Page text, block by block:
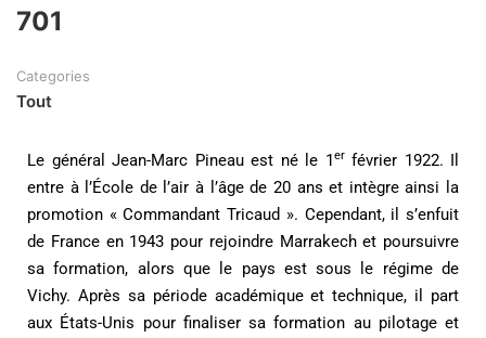
701
Categories
Tout
Le général Jean-Marc Pineau est né le 1erfévrier 1922. Il
entre à l’École de l’air à l’âge de 20 ans et intègre ainsi la
promotion « Commandant Tricaud ». Cependant, il s’enfuit
de France en 1943 pour rejoindre Marrakech et poursuivre
sa formation, alors que le pays est sous le régime de
Vichy. Après sa période académique et technique, il part
aux États-Unis pour finaliser sa formation au pilotage et